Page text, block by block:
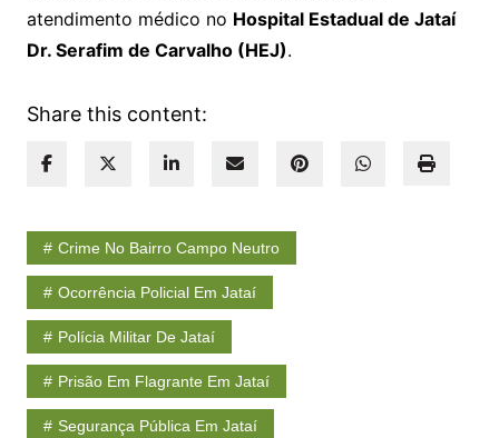
atendimento médico no Hospital Estadual de Jataí
Dr. Serafim de Carvalho (HEJ).
Share this content:
Crime No Bairro Campo Neutro
Ocorrência Policial Em Jataí
Polícia Militar De Jataí
Prisão Em Flagrante Em Jataí
Segurança Pública Em Jataí